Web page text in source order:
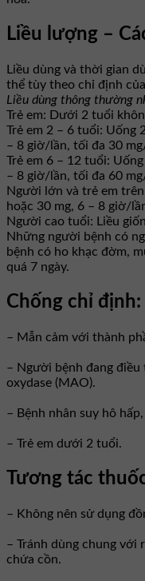
Liều lượng –
Liều dùng và thời gian
thể tùy theo chỉ định
Liều dùng thông thường
Trẻ em: Dưới 2 tuổi
Trẻ em 2 – 6 tuổi: Uống
– 8 giờ/lần, tối đa 30
Trẻ em 6 – 12 tuổi:
– 8 giờ/lần, tối đa 60
Người lớn và trẻ em
hoặc 30 mg, 6 – 8 giờ/
Người cao tuổi: Liều
Những người bệnh có
bệnh có ho khạc đờm,
quá 7 ngày.
Chống chỉ định:
– Mẫn cảm với thành
– Người bệnh đang
oxydase (MAO).
– Bệnh nhân suy hô
– Trẻ em dưới 2 tuổi.
Tương tác
– Không nên sử dụng
– Tránh dùng chung với
chứa cồn.